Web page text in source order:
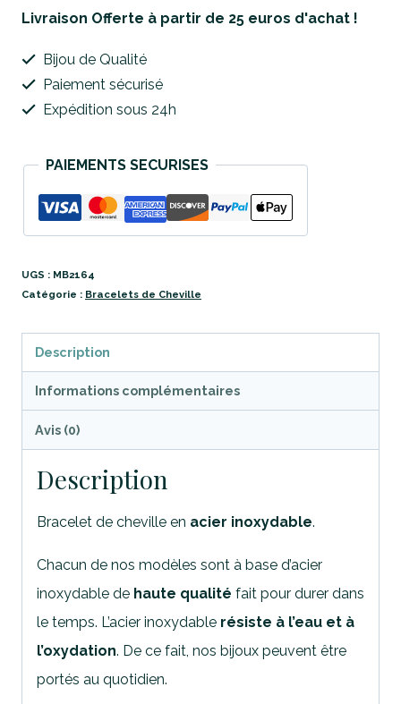
Bracelet
Cheville
Livraison Offerte à partir de 25 euros d'achat !
Bijou de Qualité
Paiement sécurisé
Expédition sous 24h
PAIEMENTS SECURISES
UGS : MB2164
Catégorie : Bracelets de Cheville
Description
Informations complémentaires
Avis (0)
Description
Bracelet de cheville en acier inoxydable.
Chacun de nos modèles sont à base d’acier
inoxydable de haute qualité fait pour durer dans
le temps. L’acier inoxydable résiste à l’eau et à
l’oxydation. De ce fait, nos bijoux peuvent être
portés au quotidien.